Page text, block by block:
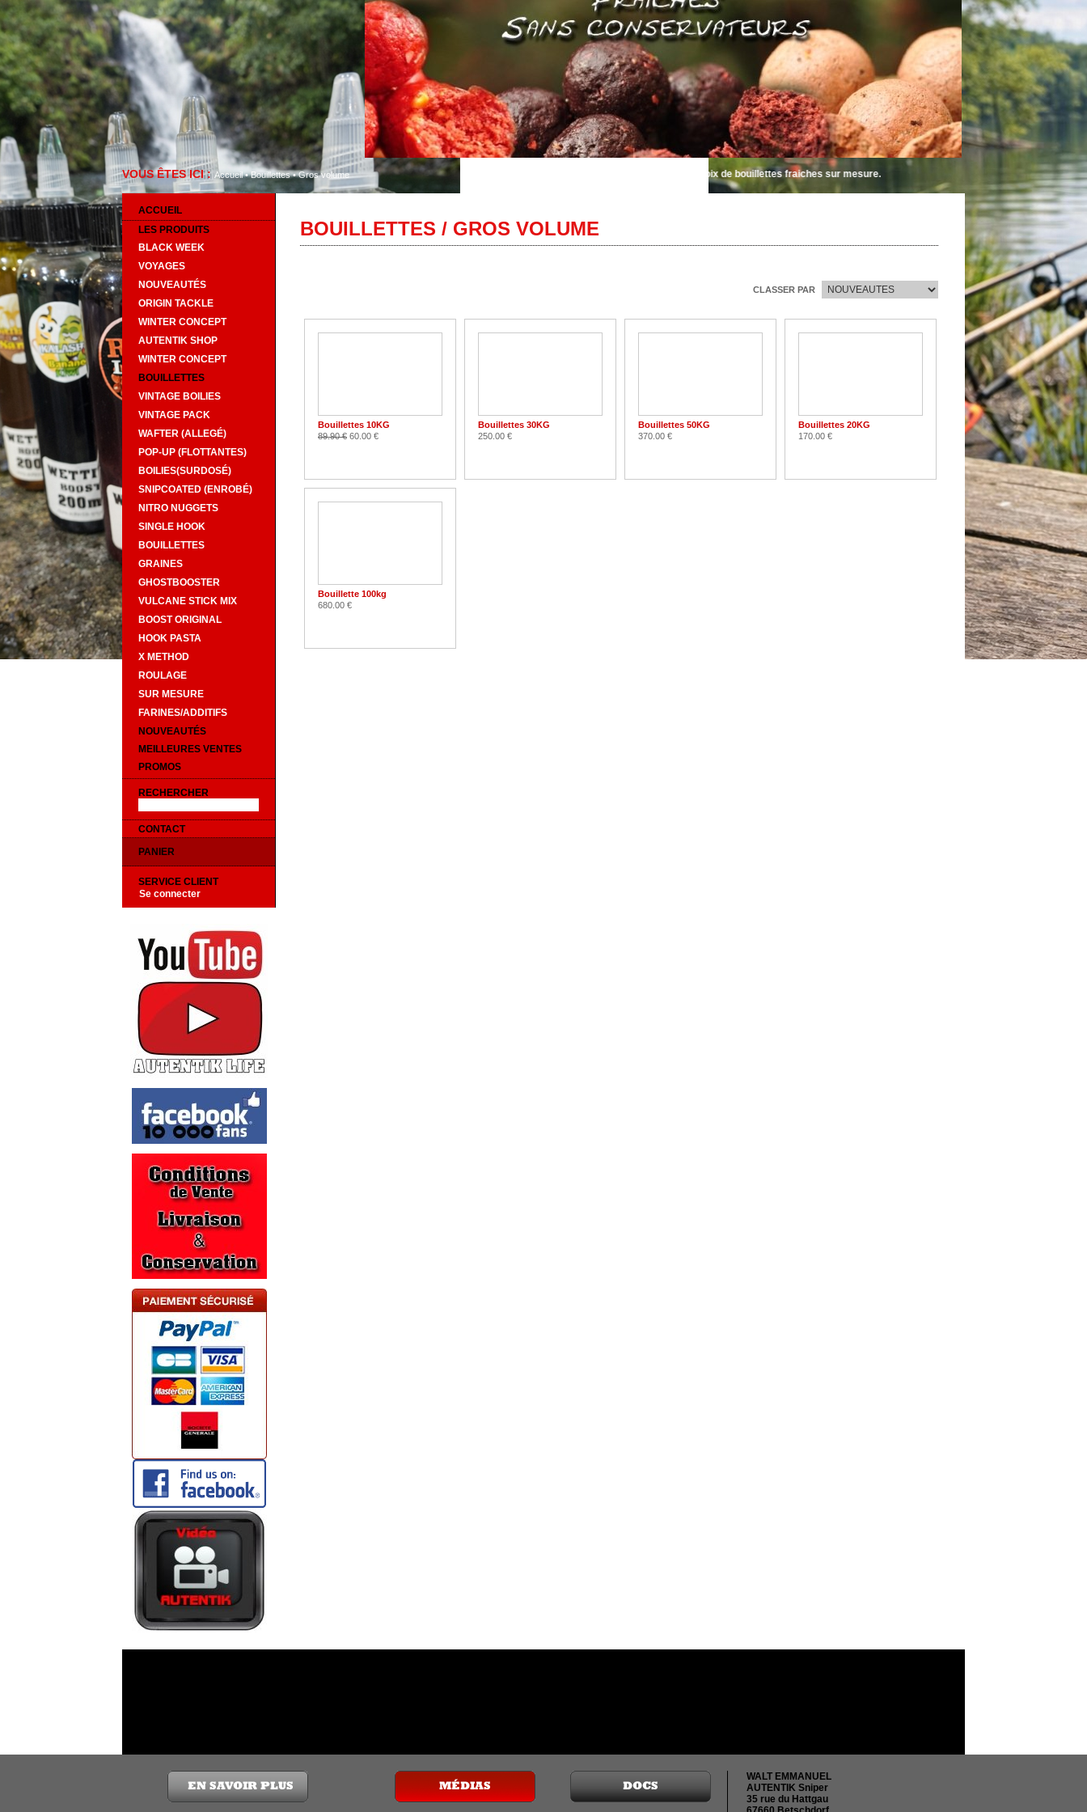
VOUS ÊTES ICI :Accueil•Bouillettes•Gros volume Bienvenue sur Autentik Sniper... le plus grand choix de bouillettes fraiches sur mesure.
ACCUEIL
LES PRODUITS
BLACK WEEK
VOYAGES
NOUVEAUTÉS
ORIGIN TACKLE
WINTER CONCEPT
AUTENTIK SHOP
WINTER CONCEPT
BOUILLETTES
VINTAGE BOILIES
VINTAGE PACK
WAFTER (ALLEGÉ)
POP-UP (FLOTTANTES)
BOILIES(SURDOSÉ)
SNIPCOATED (ENROBÉ)
NITRO NUGGETS
SINGLE HOOK
BOUILLETTES
GRAINES
GHOSTBOOSTER
VULCANE STICK MIX
BOOST ORIGINAL
HOOK PASTA
X METHOD
ROULAGE
SUR MESURE
FARINES/ADDITIFS
NOUVEAUTÉS
MEILLEURES VENTES
PROMOS
RECHERCHER
CONTACT
PANIER
SERVICE CLIENT
Se connecter
BOUILLETTES / GROS VOLUME
CLASSER PAR
Bouillettes 10KG
89.90 € 60.00 €
Bouillettes 30KG
250.00 €
Bouillettes 50KG
370.00 €
Bouillettes 20KG
170.00 €
Bouillette 100kg
680.00 €
WALT EMMANUEL
AUTENTIK Sniper
35 rue du Hattgau